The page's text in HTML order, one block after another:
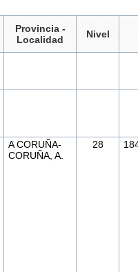
Provincia -
Localidad
Nivel
A CORUÑA-
CORUÑA, A.
28